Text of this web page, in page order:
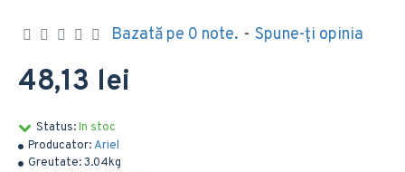
Status:In stoc
Producator:Ariel
Greutate:3.04kg
Bazată pe 0 note. - Spune-ţi opinia
48,13 lei